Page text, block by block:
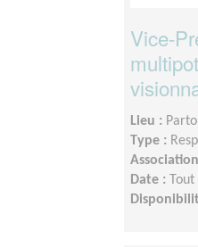
Vice-
Lieu :
Type :
Date :